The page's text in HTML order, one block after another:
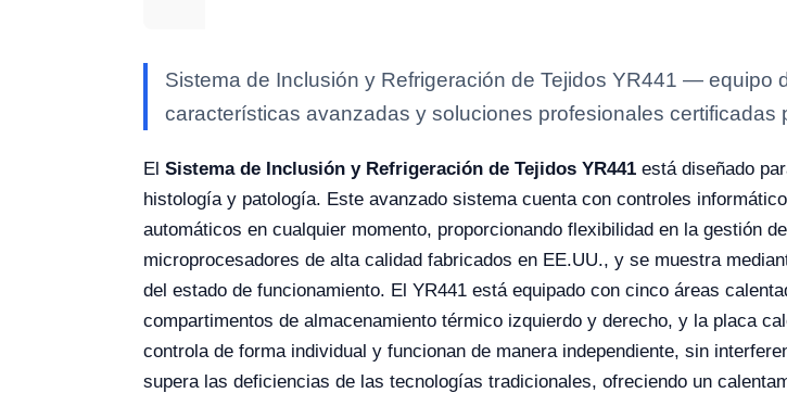
Sistema de Inclusión y Refrigeración de Tejidos YR441 — equipo
características avanzadas y soluciones profesionales certificadas
El Sistema de Inclusión y Refrigeración de Tejidos YR441 está diseñado
histología y patología. Este avanzado sistema cuenta con controles
automáticos en cualquier momento, proporcionando flexibilidad en la gestión
microprocesadores de alta calidad fabricados en EE.UU., y se muestra
del estado de funcionamiento. El YR441 está equipado con cinco áreas
compartimentos de almacenamiento térmico izquierdo y derecho, y la placa
controla de forma individual y funcionan de manera independiente, sin
supera las deficiencias de las tecnologías tradicionales, ofreciendo un